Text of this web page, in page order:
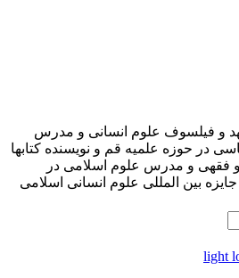
و فیلسوف علوم انسانی و مدرس
در حوزه علمیه قم و نویسنده کتابها
فقهی و مدرس علوم اسلامی در
بین المللی علوم انسانی اسلامی